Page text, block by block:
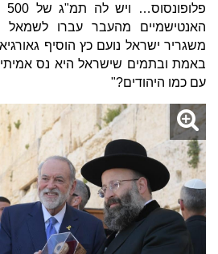
האנטישמיים מהעבר עברו לשמאל
משגריר ישראל נועם כץ הוסיף
באמת ובתמים שישראל היא נס
עם כמו היהודים?"